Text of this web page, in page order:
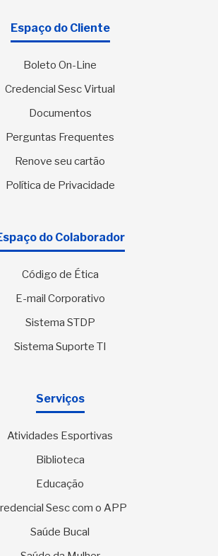
Espaço do Cliente
Boleto On-Line
Credencial Sesc Virtual
Documentos
Perguntas Frequentes
Renove seu cartão
Política de Privacidade
do Colaborador
Código de Ética
E-mail Corporativo
Sistema STDP
Sistema Suporte TI
Serviços
Atividades Esportivas
Biblioteca
Educação
Sesc com o APP
Saúde Bucal